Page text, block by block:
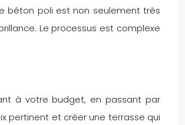
béton poli est non seulement très
Le processus est complexe
à votre budget, en passant par
pertinent et créer une terrasse qui